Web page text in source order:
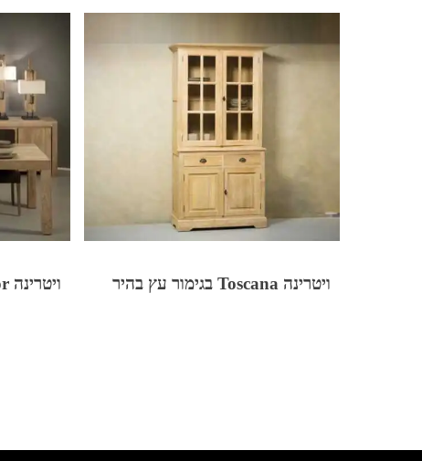
ויטרינה Toscana בגימור עץ בהיר ויטרינה Ambassador